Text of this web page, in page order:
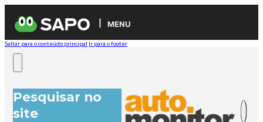
MENU
Saltar para o conteúdo principal Ir para o footer
Pesquisar no
site